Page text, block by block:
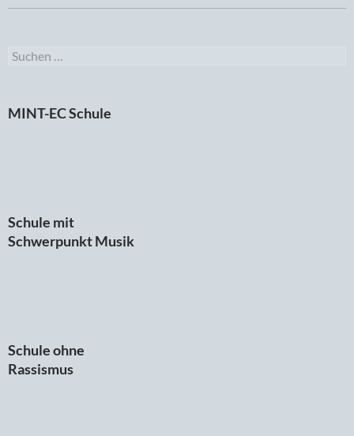
Suchen
MINT-EC Schule
Schule mit
Schwerpunkt Musik
Schule ohne
Rassismus